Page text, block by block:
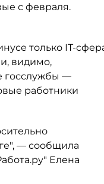
с февраля.
только IT-
и, видимо,
госслужбы —
работники
— сообщила
Елена